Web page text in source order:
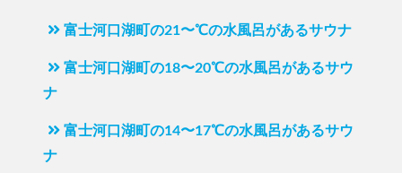
富士河口湖町の21〜℃の水風呂があるサウナ
富士河口湖町の18〜20℃の水風呂があるサウ
ナ
富士河口湖町の14〜17℃の水風呂があるサウ
ナ